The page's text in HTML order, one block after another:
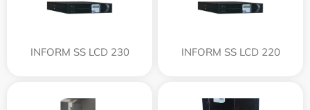
INFORM SS LCD 230 INFORM SS LCD 220